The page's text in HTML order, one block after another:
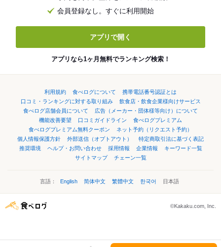
会員登録なし。すぐに利用開始
アプリで開く
アプリなら1ヶ月無料でランキング検索！
利用規約 食べログについて
携帯電話番号認証とは
口コミ・ランキングに対する取り組み
飲食店・飲食企業様向けサービス
食べログ店舗会員について
広告（メーカー・団体様等向け）について
機能改善要望
口コミガイドライン
食べログプレミアム
食べログプレミアム無料クーポン
ネット予約（リクエスト予約）
個人情報保護方針
外部送信（オプトアウト）
特定商取引法に基づく表記
推奨環境
ヘルプ・お問い合わせ 採用情報 企業情報
キーワード一覧
サイトマップ
チェーン一覧
言語： English 简体中文 繁體中文 한국어 日本語
©Kakaku.com, Inc.